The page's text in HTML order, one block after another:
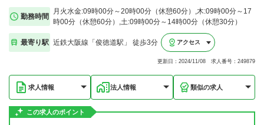
勤務時間
月火水金:09時00分～20時00分（休憩60分）,木:09時00分～17
時00分（休憩60分）,土:09時00分～14時00分（休憩30分）
最寄り駅 近鉄大阪線「俊徳道駅」 徒歩3分 アクセス
更新日：2024/11/08 求人番号：249879
求人情報 法人情報 類似の求人
この求人のポイント